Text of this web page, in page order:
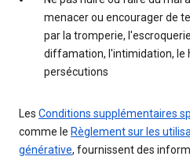
menacer ou encourager de
par la tromperie,
diffamation, l'intimidation, le
persécutions
Les Conditions supplémentaires
comme le Règlement sur les
générative, fournissent des